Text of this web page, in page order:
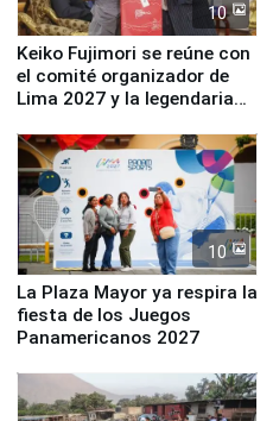
10
Keiko Fujimori se reúne con
el comité organizador de
Lima 2027 y la legendaria
10
La Plaza Mayor ya respira la
fiesta de los Juegos
Panamericanos 2027